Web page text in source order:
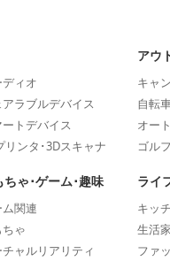
ィオ
アラブルデバイス
ートデバイス
リンタ･3Dスキャナ
アウ
キャ
自転
オー
ゴルフ
ちゃ･ゲーム･趣味
関連
ゃ
ャルリアリティ
ライ
キッ
生活
ファ